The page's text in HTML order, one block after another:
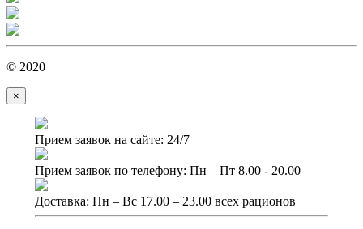
© 2020
×
Прием заявок на сайте: 24/7
Прием заявок по телефону: Пн – Пт 8.00 - 20.00
Доставка: Пн – Вс 17.00 – 23.00 всех рационов